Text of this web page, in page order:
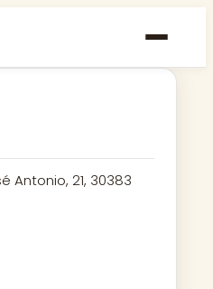
Antonio, 21, 30383